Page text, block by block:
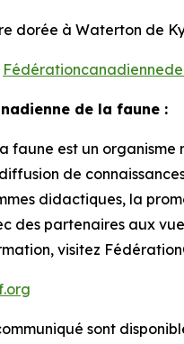
dorée à Waterton de
de la faune :
faune est un
de
didactiques, la
des partenaires aux
visitez
sont